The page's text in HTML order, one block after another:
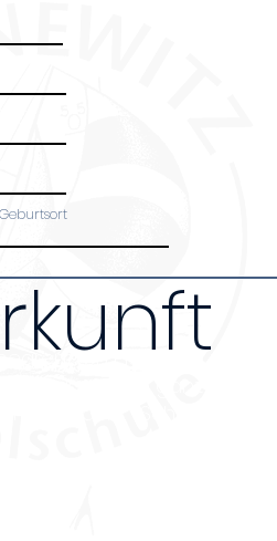
Geburtsort
Platz verfügen